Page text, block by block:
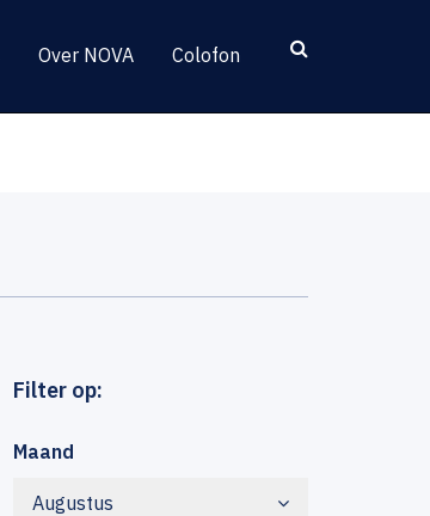
Over NOVA Colofon
Filter op:
Maand
Augustus